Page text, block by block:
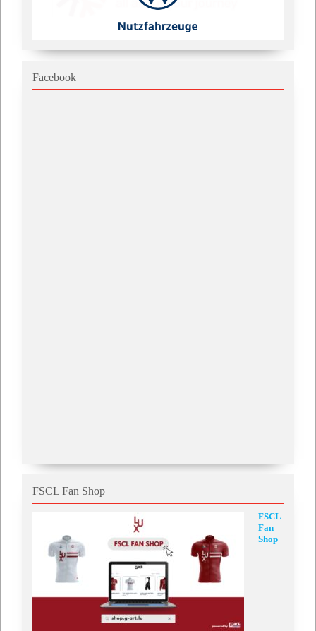
Facebook
FSCL Fan Shop
FSCL
Fan
Shop